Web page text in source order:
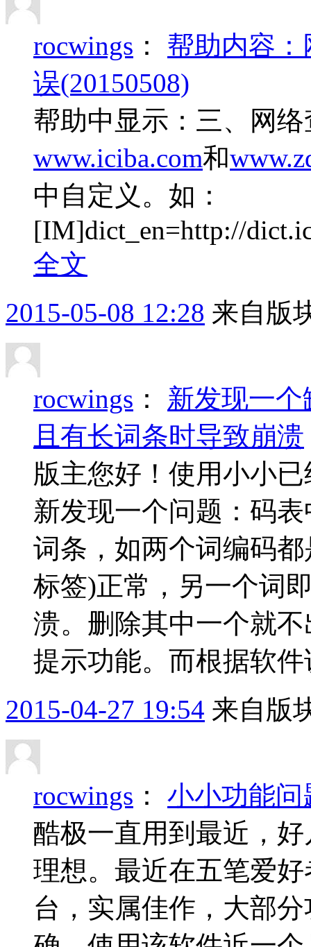
rocwings ： 帮助内容
误(20150508)
帮助中显示：三、网
www.iciba.com和
中自定义。如：
[IM]dict_en=http://
全文
2015-05-08 12:28 来自版
rocwings ： 新发现一
且有长词条时导致崩溃
版主您好！使用小小
新发现一个问题：码
词条，如两个词编码
标签)正常，另一个词
溃。删除其中一个就
提示功能。而根据软
2015-04-27 19:54 来自版
rocwings ： 小小功能问
酷极一直用到最近，
理想。最近在五笔爱
台，实属佳作，大部